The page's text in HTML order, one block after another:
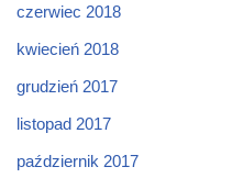
czerwiec 2018
kwiecień 2018
grudzień 2017
listopad 2017
październik 2017